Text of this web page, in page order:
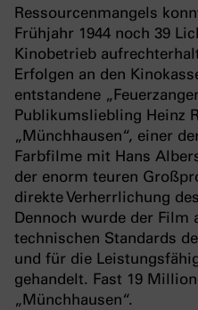
Ressourcenmangels
Frühjahr 1944 noch 39
Kinobetrieb
Erfolgen an den
entstandene
Publikumsliebling Heinz
„Münchhausen“, einer
Farbfilme mit Hans
der enorm teuren
direkte Verherrlichung
Dennoch wurde der Film
technischen Standards
und für die
gehandelt. Fast 19
„Münchhausen“.